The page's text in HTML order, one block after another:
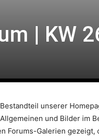
| KW
unserer
und Bilder im
Forums-Galerien